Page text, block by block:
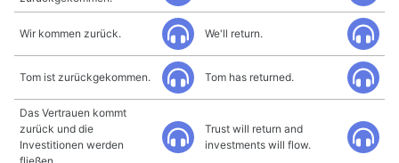
Wir kommen zurück. We'll return.
Tom ist zurückgekommen. Tom has returned.
Das Vertrauen kommt
zurück und die
Investitionen werden
Trust will return and
investments will flow.